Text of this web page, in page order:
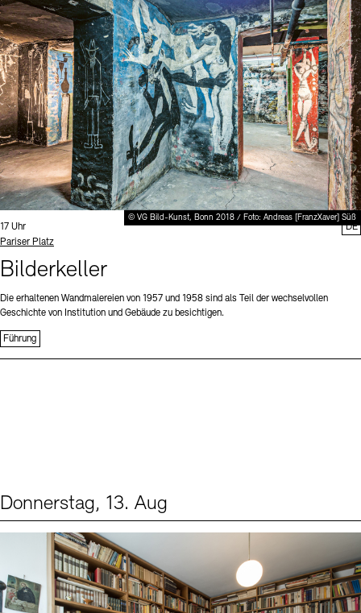
Stellenangebote Newsletter Presse
Nachhaltigkeit Kontakt
Digitale Sammlungen Exil-Archive
© VG Bild-Kunst, Bonn 2018 / Foto: Andreas [FranzXaver] Süß
Uhrzeit:
17 Uhr
Standort
Pariser Platz
Bilderkeller
Die erhaltenen Wandmalereien von 1957 und 1958 sind als Teil der wechselvollen
Geschichte von Institution und Gebäude zu besichtigen.
Führung
DE
Donnerstag, 13. Aug